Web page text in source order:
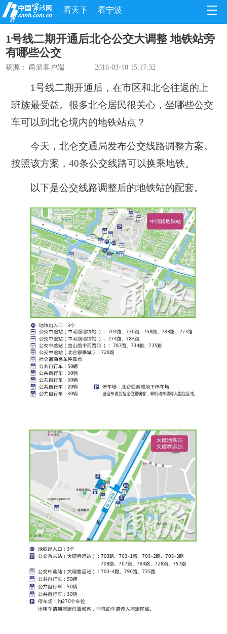
看天下 看宁波
1号线二期开通后北仑公交大调整 地铁站旁
有哪些公交
稿源： 甬派客户端 2016-03-10 15:17:32
1号线二期开通后，在市区和北仑往返的上
班族最受益。很多北仑居民很关心，坐哪些公交
车可以到北仑境内的地铁站点？
今天，北仑交通局发布公交线路调整方案。
按照该方案，40条公交线路可以换乘地铁。
以下是公交线路调整后的地铁站的配套。